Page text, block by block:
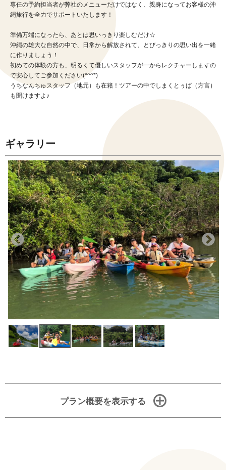
専任の予約担当者が弊社のメニューだけではなく、親身になってお客様の沖
縄旅行を全力でサポートいたします！
準備万端になったら、あとは思いっきり楽しむだけ☆
沖縄の雄大な自然の中で、日常から解放されて、とびっきりの思い出を一緒
に作りましょう！
初めての体験の方も、明るくて優しいスタッフが一からレクチャーしますの
で安心してご参加ください(*^^*)
うちなんちゅスタッフ（地元）も在籍！ツアーの中でしまくとぅば（方言）
も聞けますよ♪
ギャラリー
プラン概要を表示する